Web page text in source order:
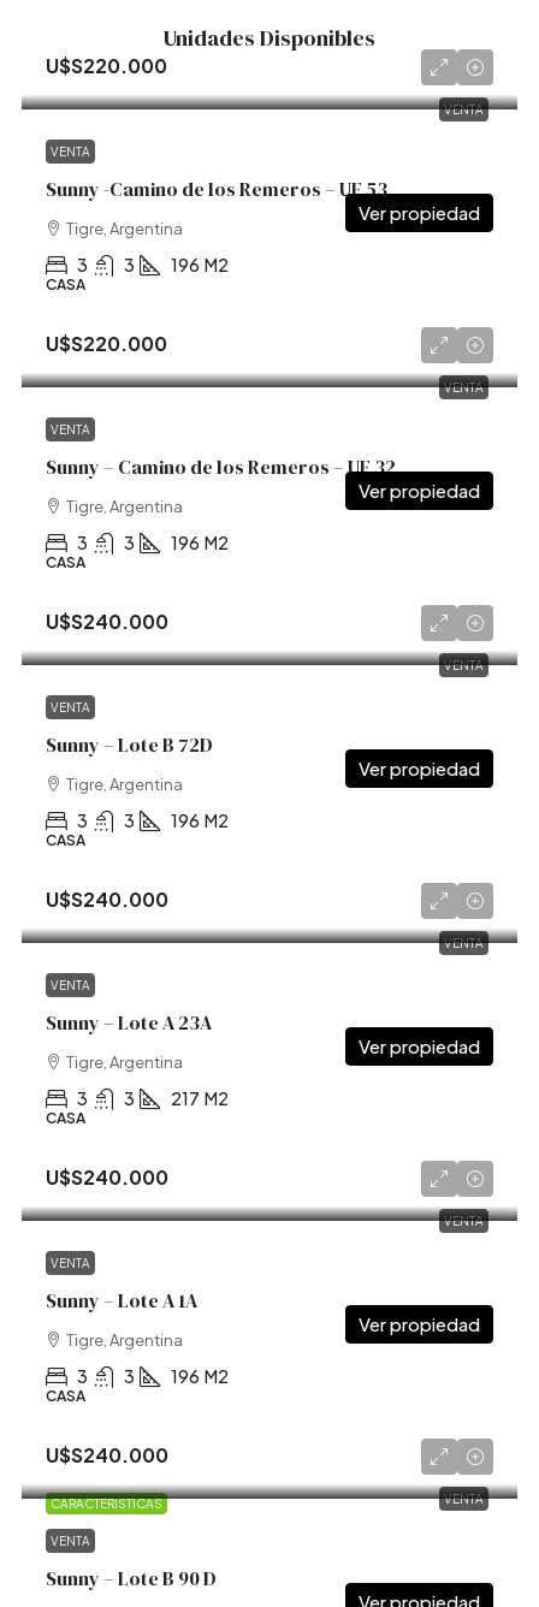
Unidades Disponibles
VENTA
U$S220.000
VENTA
Sunny -Camino de los Remeros – UF 53
Tigre, Argentina
3 3 196 M2
CASA
VENTA
U$S220.000
VENTA
Sunny – Camino de los Remeros – UF 32
Tigre, Argentina
3 3 196 M2
CASA
VENTA
U$S240.000
VENTA
Sunny – Lote B 72D
Tigre, Argentina
3 3 196 M2
CASA
VENTA
U$S240.000
VENTA
Sunny – Lote A 23A
Tigre, Argentina
3 3 217 M2
CASA
VENTA
U$S240.000
VENTA
Sunny – Lote A 1A
Tigre, Argentina
3 3 196 M2
CASA
CARACTERISTICAS VENTA
U$S240.000
VENTA
Sunny – Lote B 90 D